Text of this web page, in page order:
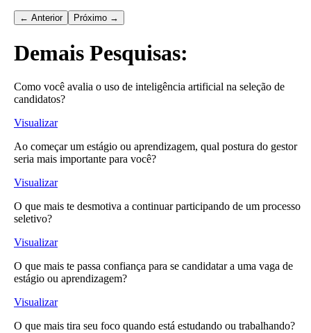
← Anterior Próximo →
Demais Pesquisas:
Como você avalia o uso de inteligência artificial na seleção de
candidatos?
Visualizar
Ao começar um estágio ou aprendizagem, qual postura do gestor
seria mais importante para você?
Visualizar
O que mais te desmotiva a continuar participando de um processo
seletivo?
Visualizar
O que mais te passa confiança para se candidatar a uma vaga de
estágio ou aprendizagem?
Visualizar
O que mais tira seu foco quando está estudando ou trabalhando?